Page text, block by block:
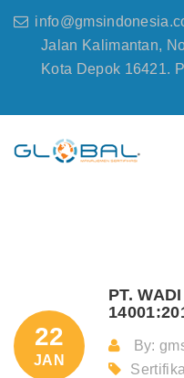
Jalan Kalimantan,
Kota Depok 16421.
22
JAN
PT.
By: